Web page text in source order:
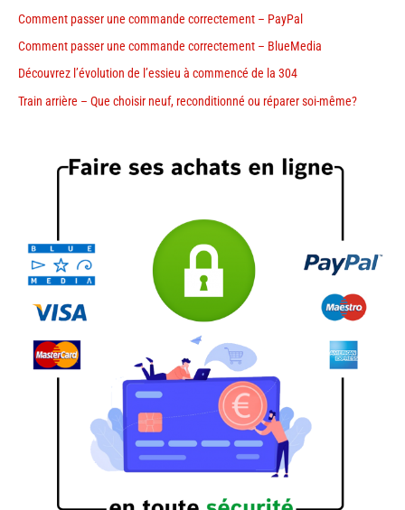
Comment passer une commande correctement – PayPal
Comment passer une commande correctement – BlueMedia
Découvrez l’évolution de l’essieu à commencé de la 304
Train arrière – Que choisir neuf, reconditionné ou réparer soi-même?